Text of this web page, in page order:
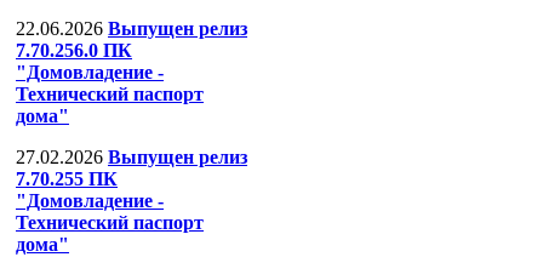
22.06.2026 Выпущен релиз
7.70.256.0 ПК
"Домовладение -
Технический паспорт
дома"
27.02.2026 Выпущен релиз
7.70.255 ПК
"Домовладение -
Технический паспорт
дома"